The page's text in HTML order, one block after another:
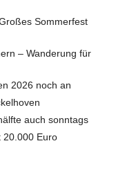
Sommerfest
– Wanderung für
2026 noch an
auch sonntags
20.000 Euro